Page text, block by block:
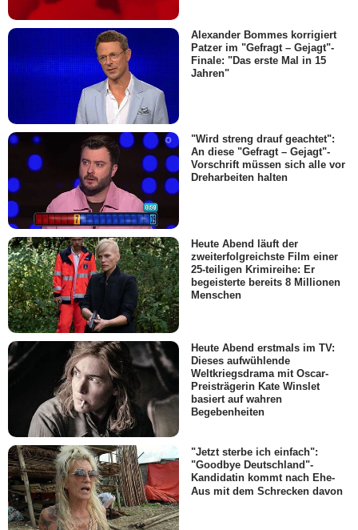
Alexander Bommes korrigiert
Patzer im "Gefragt – Gejagt"-
Finale: "Das erste Mal in 15
Jahren"
"Wird streng drauf geachtet":
An diese "Gefragt – Gejagt"-
Vorschrift müssen sich alle vor
Dreharbeiten halten
Heute Abend läuft der
zweiterfolgreichste Film einer
25-teiligen Krimireihe: Er
begeisterte bereits 8 Millionen
Menschen
Heute Abend erstmals im TV:
Dieses aufwühlende
Weltkriegsdrama mit Oscar-
Preisträgerin Kate Winslet
basiert auf wahren
Begebenheiten
"Jetzt sterbe ich einfach":
"Goodbye Deutschland"-
Kandidatin kommt nach Ehe-
Aus mit dem Schrecken davon